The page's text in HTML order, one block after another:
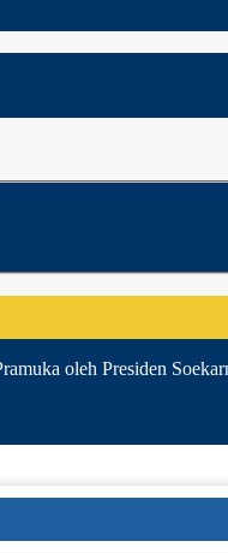
oleh Presiden